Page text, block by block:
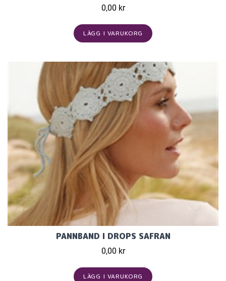
0,00 kr
LÄGG I VARUKORG
PANNBAND I DROPS SAFRAN
0,00 kr
LÄGG I VARUKORG